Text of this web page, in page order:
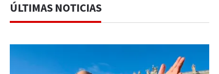
ÚLTIMAS NOTICIAS